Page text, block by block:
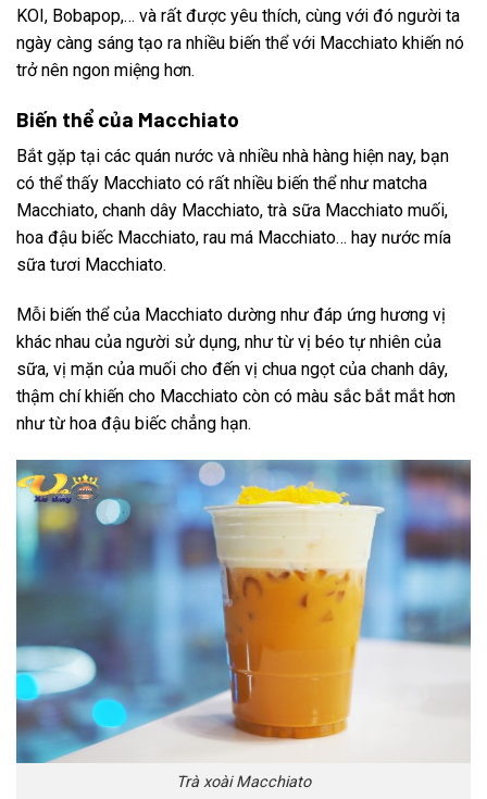
KOI, Bobapop,… và rất được yêu thích, cùng với đó người ta
ngày càng sáng tạo ra nhiều biến thể với Macchiato khiến nó
trở nên ngon miệng hơn.
Biến thể của Macchiato
Bắt gặp tại các quán nước và nhiều nhà hàng hiện nay, bạn
có thể thấy Macchiato có rất nhiều biến thể như matcha
Macchiato, chanh dây Macchiato, trà sữa Macchiato muối,
hoa đậu biếc Macchiato, rau má Macchiato… hay nước mía
sữa tươi Macchiato.
Mỗi biến thể của Macchiato dường như đáp ứng hương vị
khác nhau của người sử dụng, như từ vị béo tự nhiên của
sữa, vị mặn của muối cho đến vị chua ngọt của chanh dây,
thậm chí khiến cho Macchiato còn có màu sắc bắt mắt hơn
như từ hoa đậu biếc chẳng hạn.
Trà xoài Macchiato